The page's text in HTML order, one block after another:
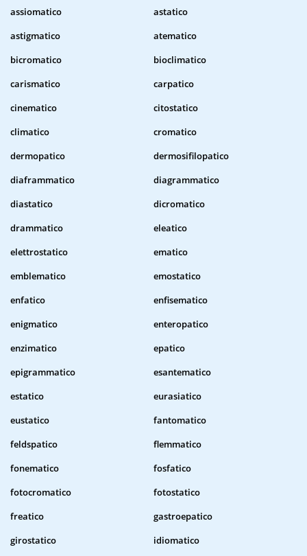
assiomatico
astatico
astigmatico
atematico
bicromatico
bioclimatico
carismatico
carpatico
cinematico
citostatico
climatico
cromatico
dermopatico
dermosifilopatico
diaframmatico
diagrammatico
diastatico
dicromatico
drammatico
eleatico
elettrostatico
ematico
emblematico
emostatico
enfatico
enfisematico
enigmatico
enteropatico
enzimatico
epatico
epigrammatico
esantematico
estatico
eurasiatico
eustatico
fantomatico
feldspatico
flemmatico
fonematico
fosfatico
fotocromatico
fotostatico
freatico
gastroepatico
girostatico
idiomatico